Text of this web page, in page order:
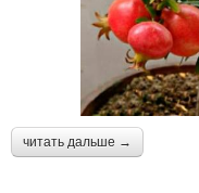
читать дальше →